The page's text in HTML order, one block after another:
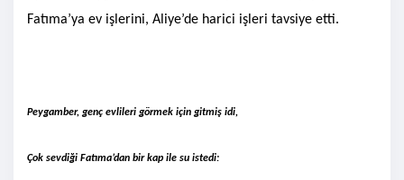
Fatıma’ya ev işlerini, Aliye’de harici işleri tavsiye etti.
Peygamber, genç evlileri görmek için gitmiş idi,
Çok sevdiği Fatıma’dan bir kap ile su istedi: